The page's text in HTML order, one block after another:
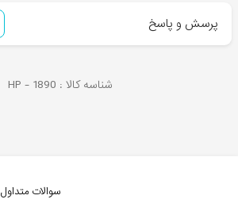
پرسش و پاسخ
شناسه کالا : HP - 1890
سوالات متداول